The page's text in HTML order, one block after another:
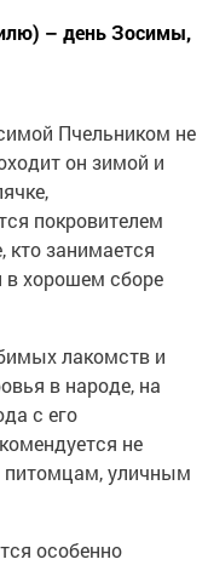
– день Зосимы,
Пчельником не
он зимой и
покровителем
кто занимается
в хорошем сборе
лакомств и
в народе, на
с его
не
уличным
особенно